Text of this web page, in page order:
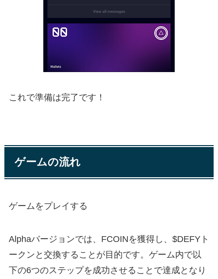
これで準備は完了です！
ゲームの流れ
ゲームをプレイする
Alphaバージョンでは、FCOINを獲得し、$DEFYト
ークンと交換することが目的です。ゲーム内で以
下の6つのステップを成功させることで達成となり